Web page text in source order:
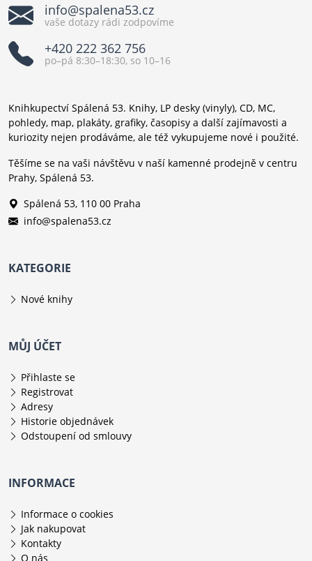
info@spalena53.cz
vaše dotazy rádi zodpovíme
+420 222 362 756
po–pá 8:30–18:30, so 10–16
Knihkupectví Spálená 53. Knihy, LP desky (vinyly), CD, MC,
pohledy, map, plakáty, grafiky, časopisy a další zajímavosti a
kuriozity nejen prodáváme, ale též vykupujeme nové i použité.
Těšíme se na vaši návštěvu v naší kamenné prodejně v centru
Prahy, Spálená 53.
Spálená 53, 110 00 Praha
info@spalena53.cz
KATEGORIE
Nové knihy
MŮJ ÚČET
Přihlaste se
Registrovat
Adresy
Historie objednávek
Odstoupení od smlouvy
INFORMACE
Informace o cookies
Jak nakupovat
Kontakty
O nás